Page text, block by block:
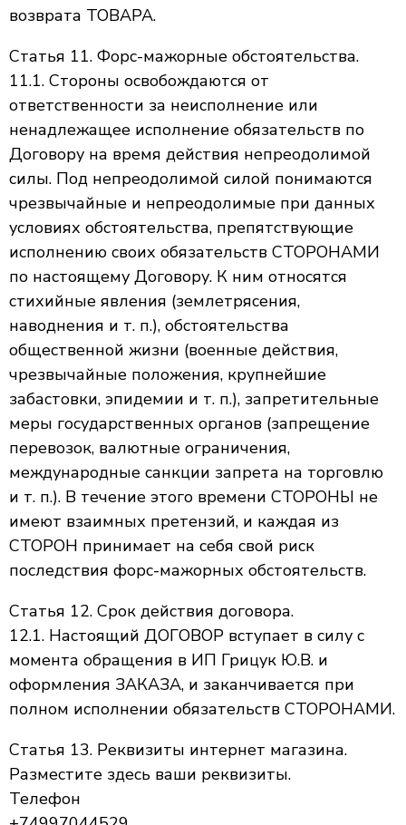
возврата ТОВАРА.
Статья 11. Форс-мажорные обстоятельства.
11.1. Стороны освобождаются от
ответственности за неисполнение или
ненадлежащее исполнение обязательств по
Договору на время действия непреодолимой
силы. Под непреодолимой силой понимаются
чрезвычайные и непреодолимые при данных
условиях обстоятельства, препятствующие
исполнению своих обязательств СТОРОНАМИ
по настоящему Договору. К ним относятся
стихийные явления (землетрясения,
наводнения и т. п.), обстоятельства
общественной жизни (военные действия,
чрезвычайные положения, крупнейшие
забастовки, эпидемии и т. п.), запретительные
меры государственных органов (запрещение
перевозок, валютные ограничения,
международные санкции запрета на торговлю
и т. п.). В течение этого времени СТОРОНЫ не
имеют взаимных претензий, и каждая из
СТОРОН принимает на себя свой риск
последствия форс-мажорных обстоятельств.
Статья 12. Срок действия договора.
12.1. Настоящий ДОГОВОР вступает в силу с
момента обращения в ИП Грицук Ю.В. и
оформления ЗАКАЗА, и заканчивается при
полном исполнении обязательств СТОРОНАМИ.
Статья 13. Реквизиты интернет магазина.
Разместите здесь ваши реквизиты.
Телефон